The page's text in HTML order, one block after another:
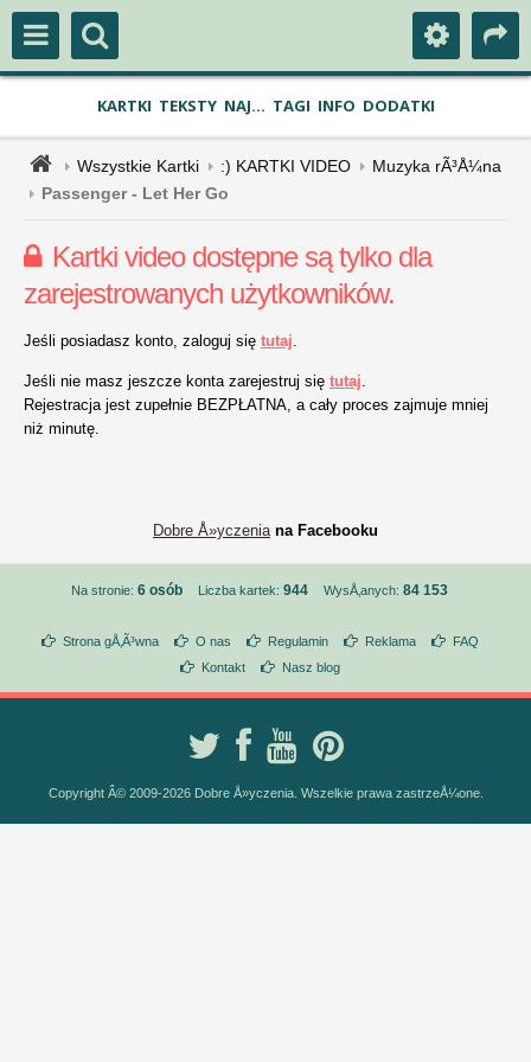
KARTKI TEKSTY NAJ... TAGI INFO DODATKI
Wszystkie Kartki :) KARTKI VIDEO
Muzyka rÃ³Å¼na
Passenger - Let Her Go
Kartki video dostępne są tylko dla
zarejestrowanych użytkowników.
Jeśli posiadasz konto, zaloguj się tutaj.
Jeśli nie masz jeszcze konta zarejestruj się tutaj.
Rejestracja jest zupełnie BEZPŁATNA, a cały proces zajmuje mniej
niż minutę.
Dobre Å»yczeniana Facebooku
Na stronie: 6 osób Liczba kartek: 944 WysÅ‚anych: 84 153
Strona gÅ‚Ã³wna O nas Regulamin Reklama
FAQ
Kontakt
Nasz blog
Copyright Â© 2009-2026 Dobre Å»yczenia. Wszelkie prawa zastrzeÅ¼one.